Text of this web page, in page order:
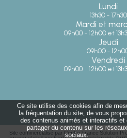
Lundi
13h30 - 17h30
Mardi et
09h00 - 12h00 et
Jeudi
09h00 -
Vendredi
09h00 - 12h00 et
Site commercialisé par Centre France Solution
Ce site utilise des cookies afin de
la fréquentation du site, de vous
des contenus animés et interactifs et
partager du contenu sur les réseaux
sociaux.